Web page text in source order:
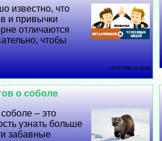
известно, что
и привычки
отличаются
чтобы
23 07 2026 19:32:40
о соболе
– это
узнать больше
забавные